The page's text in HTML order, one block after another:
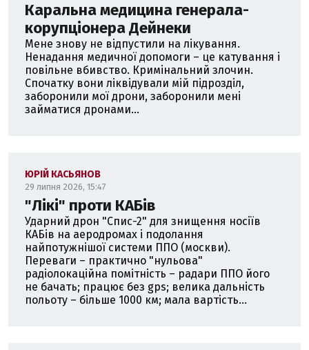
Каральна медицина генерала-
корупціонера Дейнеки
Мене знову не відпустили на лікування.
Ненадання медичної допомоги – це катування і
повільне вбивство. Кримінальний злочин.
Спочатку вони ліквідували мій підрозділ,
заборонили мої дрони, заборонили мені
займатися дронами...
ЮРІЙ КАСЬЯНОВ
29 липня 2026, 15:47
"Лікі" проти КАБів
Ударний дрон "Спис-2" для знищення носіїв
КАБів на аеродромах і подолання
найпотужнішої системи ППО (москви).
Переваги – практично "нульова"
радіолокаційна помітність – радари ППО його
не бачать; працює без gps; велика дальність
польоту – більше 1000 км; мала вартість...